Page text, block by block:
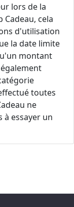
lors de la
cela
d'utilisation
la date limite
montant
toutes
ne
essayer un